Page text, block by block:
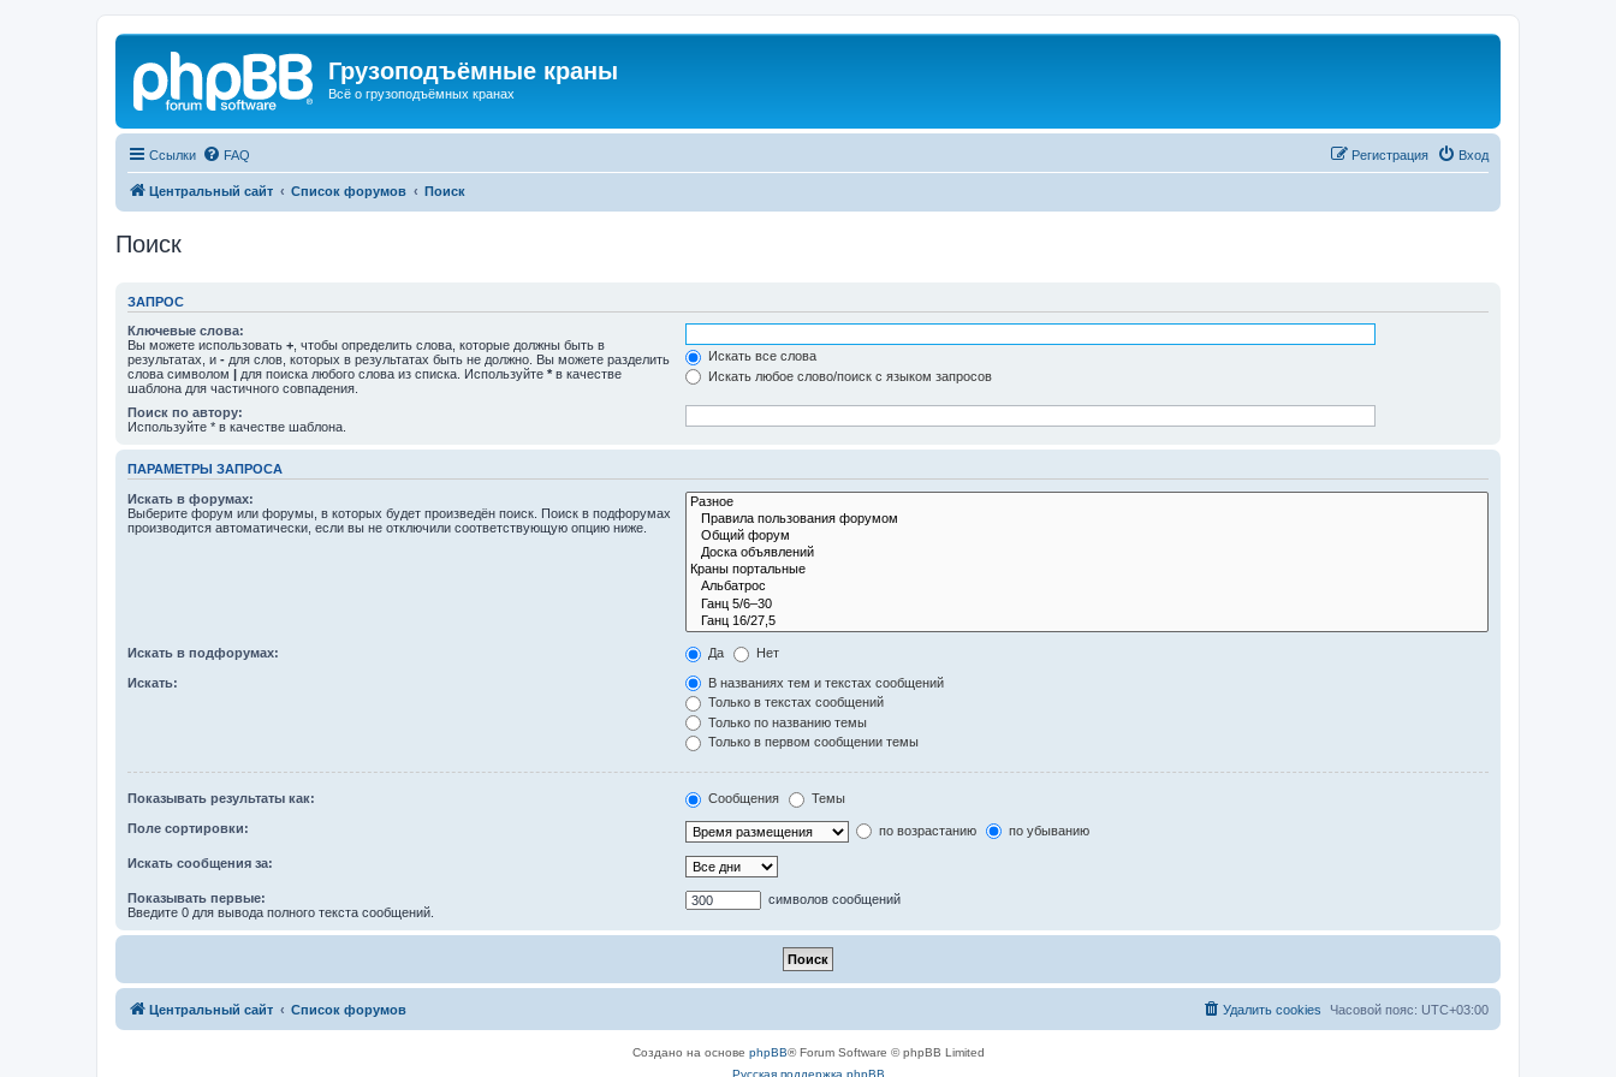
Грузоподъёмные краны
Всё о грузоподъёмных кранах
Ссылки FAQ Вход
Регистрация
Центральный сайт Список форумов Поиск
Поиск
ЗАПРОС
Ключевые слова:
Вы можете использовать + , чтобы определить слова, которые должны быть в
результатах, и - для слов, которых в результатах быть не должно. Вы можете разделить
слова символом | для поиска любого слова из списка. Используйте * в качестве
шаблона для частичного совпадения.
Искать все слова
Искать любое слово/поиск с языком запросов
Поиск по автору:
Используйте * в качестве шаблона.
ПАРАМЕТРЫ ЗАПРОСА
Искать в форумах:
Выберите форум или форумы, в которых будет произведён поиск. Поиск в подфорумах
производится автоматически, если вы не отключили соответствующую опцию ниже.
Искать в подфорумах: Да Нет
Искать:
В названиях тем и текстах сообщений
Только в текстах сообщений
Только по названию темы
Только в первом сообщении темы
Показывать результаты как: Сообщения Темы
Поле сортировки: по возрастанию по убыванию
Искать сообщения за:
Показывать первые:
Введите 0 для вывода полного текста сообщений.
символов сообщений
Центральный сайт Список форумов Часовой пояс: UTC+03:00
Удалить cookies
Создано на основе phpBB® Forum Software © phpBB Limited
Русская поддержка phpBB